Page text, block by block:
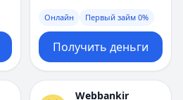
Онлайн Первый займ 0%
Получить деньги
Webbankir